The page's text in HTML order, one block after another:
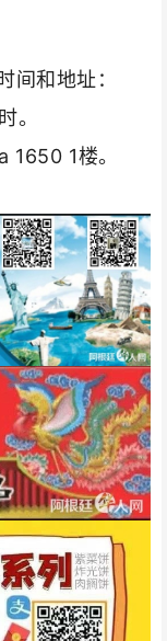
和地址：
。
1楼。